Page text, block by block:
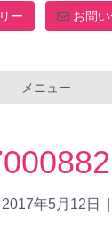
ー お問
メニュー
2017年5月12日